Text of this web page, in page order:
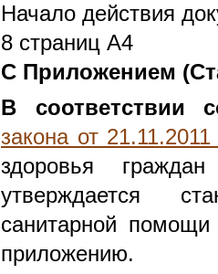
Начало действия
8 страниц А4
С Приложением
В соответствии
закона от
здоровья
утверждается
санитарной помощи
приложению.